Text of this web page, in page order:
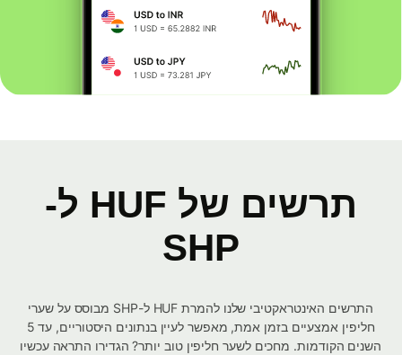
תרשים של HUF ל-
SHP
התרשים האינטראקטיבי שלנו להמרת HUF ל-SHP מבוסס על שערי
חליפין אמצעיים בזמן אמת, מאפשר לעיין בנתונים היסטוריים, עד 5
השנים הקודמות. מחכים לשער חליפין טוב יותר? הגדירו התראה עכשיו